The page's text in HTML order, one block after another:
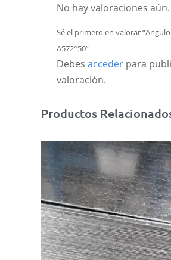
No hay valoraciones aún.
Sé el primero en valorar
A572°50”
Debes acceder para
valoración.
Productos